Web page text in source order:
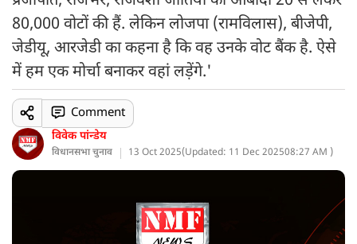
80,000 वोटों की हैं. लेकिन लोजपा (रामविलास), बीजेपी,
जेडीयू, आरजेडी का कहना है कि वह उनके वोट बैंक है. ऐसे
में हम एक मोर्चा बनाकर वहां लड़ेंगे.'
विवेक पांन्डेय
विधानसभा चुनाव 13 Oct 2025(Updated: 11 Dec 202508:27 AM )
Comment